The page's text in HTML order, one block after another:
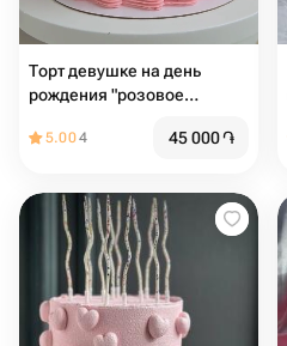
Торт девушке на день
рождения "розовое
5.004 45 000֏